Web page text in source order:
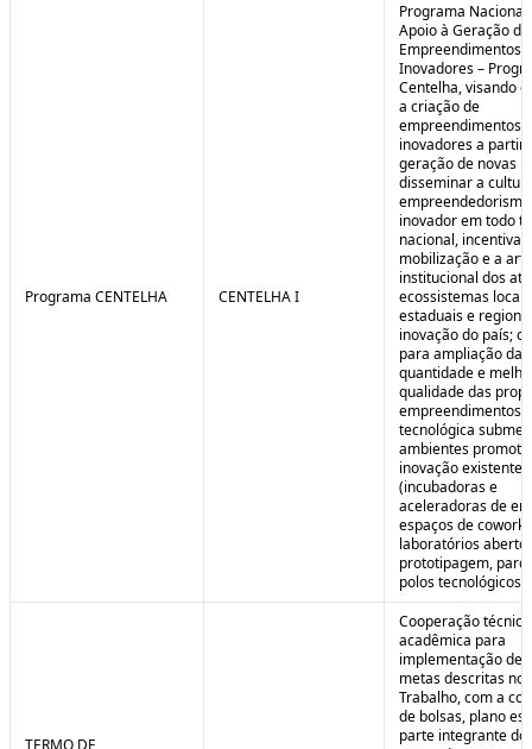
Programa CENTELHA CENTELHA I
Programa Nacional
Apoio à Geração de
Empreendimentos
Inovadores –
Centelha, visando
a criação de
empreendimentos
inovadores a partir
geração de novas
disseminar a
empreendedorismo
inovador em todo
nacional,
mobilização e a
institucional dos
ecossistemas
estaduais e
inovação do país;
para ampliação da
quantidade e
qualidade das
empreendimentos
tecnológica
ambientes
inovação
(incubadoras e
aceleradoras de
espaços de
laboratórios
prototipagem,
polos tecnológicos
TERMO DE
Cooperação
acadêmica para
implementação de
metas descritas no
Trabalho, com a
de bolsas, plano
parte integrante do